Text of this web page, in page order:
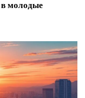
молодые